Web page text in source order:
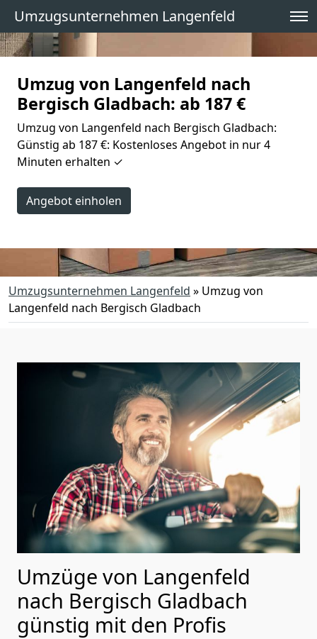
Umzugsunternehmen Langenfeld
Umzug von Langenfeld nach
Bergisch Gladbach: ab 187 €
Umzug von Langenfeld nach Bergisch Gladbach:
Günstig ab 187 €: Kostenloses Angebot in nur 4
Minuten erhalten ✓
Angebot einholen
Umzugsunternehmen Langenfeld » Umzug von
Langenfeld nach Bergisch Gladbach
Umzüge von Langenfeld
nach Bergisch Gladbach
günstig mit den Profis